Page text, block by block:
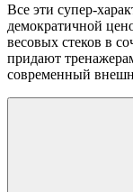
Все эти супер-
демократичной
весовых стеков в
придают
современный